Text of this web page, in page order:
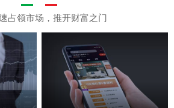
占领市场，推开财富之门